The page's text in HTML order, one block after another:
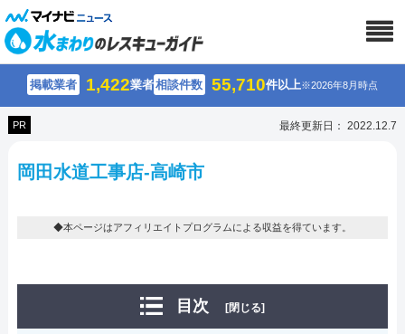
掲載業者 1,422業者相談件数 55,710件以上※2026年8月時点
PR 最終更新日： 2022.12.7
岡田水道工事店-高崎市
◆本ページはアフィリエイトプログラムによる収益を得ています。
目次 [閉じる]